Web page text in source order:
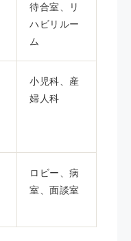
待合室、リ
ハビリルー
ム
小児科、産
婦人科
ロビー、病
室、面談室